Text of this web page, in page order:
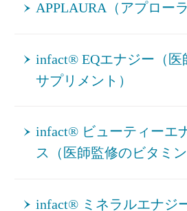
APPLAURA（アプローラ
infact® EQエナジー（
サプリメント）
infact® ビューティーエ
ス（医師監修のビタミ
infact® ミネラルエナジ